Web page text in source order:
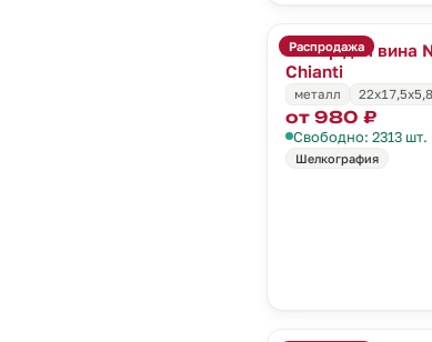
Распродажа
Набор для вина
Chianti
металл
от 980 ₽
Свободно: 2313 шт.
Шелкография